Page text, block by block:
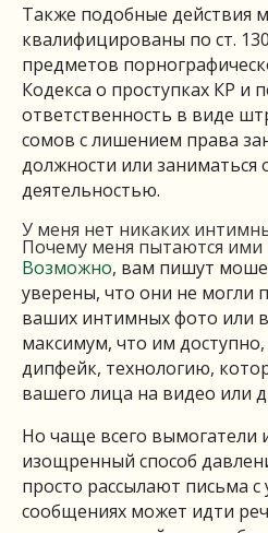
Также подобные действия
квалифицированы по ст.
предметов
Кодекса о проступках КР и
ответственность в виде
сомов с лишением права
должности или заниматься
деятельностью.
У меня нет никаких
Почему меня пытаются
Возможно, вам пишут
уверены, что они не могли
ваших интимных фото или
максимум, что им
дипфейк, технологию,
вашего лица на видео или
Но чаще всего вымогатели
изощренный способ
просто рассылают письма с
сообщениях может идти